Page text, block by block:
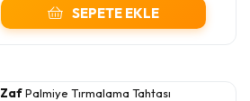
SEPETE EKLE
ZafPalmiye Tırmalama Tahtası